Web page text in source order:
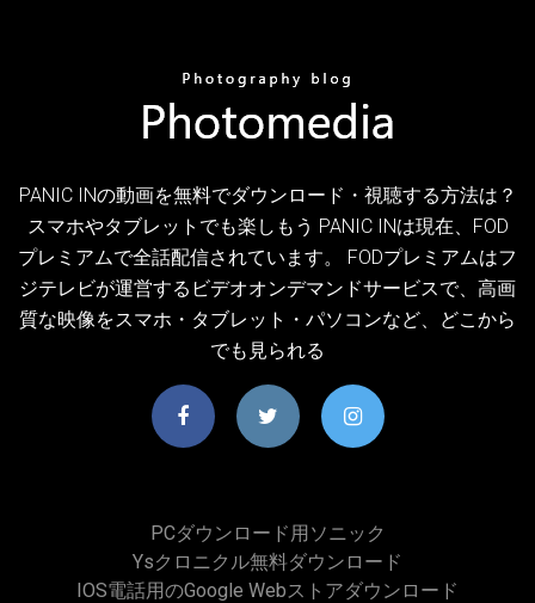
PANIC INの動画を無料でダウンロード・視聴する方法は？
スマホやタブレットでも楽しもう PANIC INは現在、FOD
プレミアムで全話配信されています。 FODプレミアムはフ
ジテレビが運営するビデオオンデマンドサービスで、高画
質な映像をスマホ・タブレット・パソコンなど、どこから
でも見られる
PCダウンロード用ソニック
Ysクロニクル無料ダウンロード
IOS電話用のGoogle Webストアダウンロード